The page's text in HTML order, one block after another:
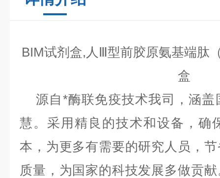
BIM试剂盒,人Ⅲ型前胶原氨基端肽
盒
源自*酶联免疫技术我司，涵盖
慧。采用精良的技术和设备，确
本，为更多有需要的研究人员，
质量，为国家的科技发展多做贡